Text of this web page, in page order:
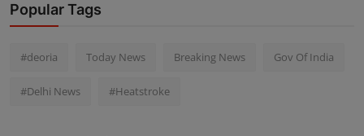
Popular Tags
#deoria Today News Breaking News Gov Of India
#Delhi News #Heatstroke